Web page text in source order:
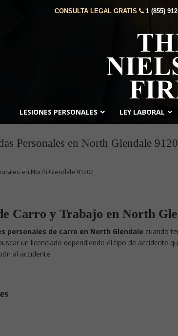
CONSULTA LEGAL GRATIS 1 (855)
LESIONES PERSONALES LEY LABORAL
Personales en North Glendale
en North Glendale 91202
Carro y Trabajo en North
personales de carro en North Glendale cuando
un licenciado dependiendo el tipo de accidente
al accidente.